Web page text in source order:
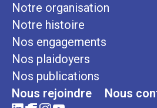
Notre organisation
Notre histoire
Nos engagements
Nos plaidoyers
Nos publications
Nous rejoindre Nous